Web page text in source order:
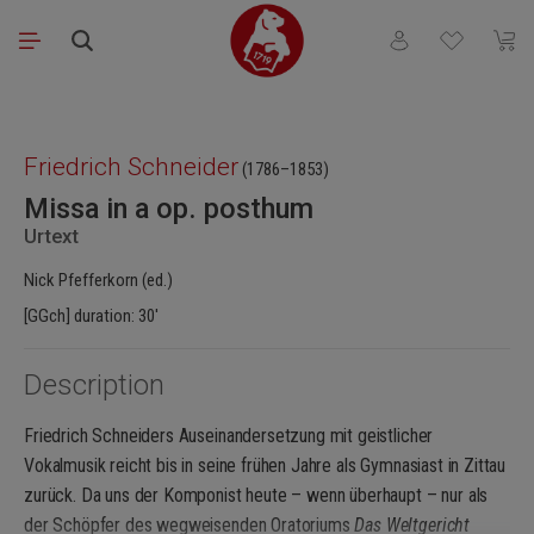
Skip to main content
You have 0
Friedrich Schneider (1786–1853)
Missa in a op. posthum
Urtext
Nick Pfefferkorn (ed.)
[GGch] duration: 30'
Description
Friedrich Schneiders Auseinandersetzung mit geistlicher
Vokalmusik reicht bis in seine frühen Jahre als Gymnasiast in Zittau
zurück. Da uns der Komponist heute – wenn überhaupt – nur als
der Schöpfer des wegweisenden OratoriumsDas Weltgericht